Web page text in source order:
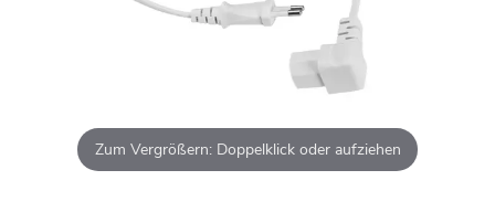
Zum Vergrößern: Doppelklick oder aufziehen